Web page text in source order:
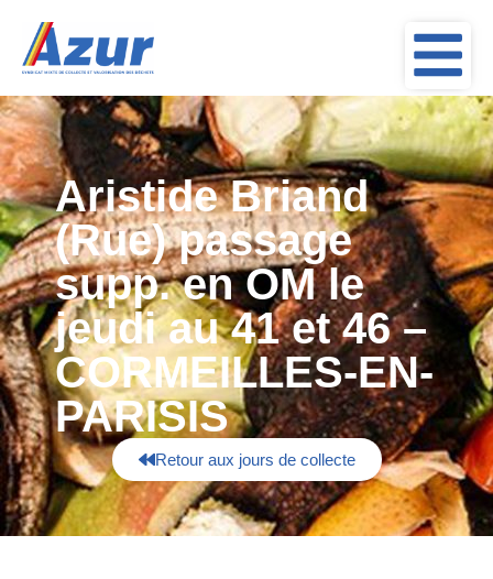
Retour aux jours de collecte
Aristide Briand
(Rue) passage
supp. en OM le
jeudi au 41 et 46 –
CORMEILLES-EN-
PARISIS